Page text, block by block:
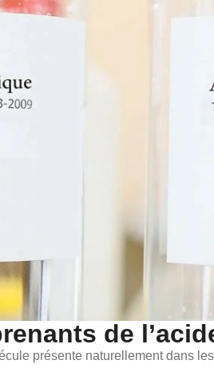
de
présente naturellement dans